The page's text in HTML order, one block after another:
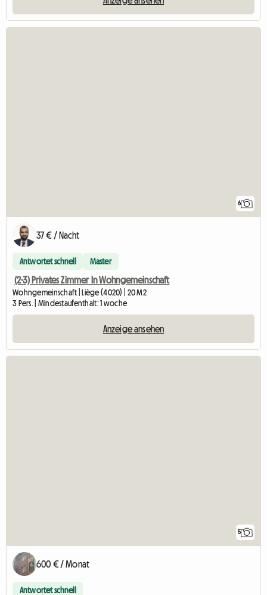
6
37 € / Nacht
Antwortet schnell Master
(2-3) Privates Zimmer In Wohngemeinschaft
Wohngemeinschaft | Liège (4020) | 20 M2
3 Pers. | Mindestaufenthalt: 1 woche
Anzeige ansehen
5
600 € / Monat
Antwortet schnell